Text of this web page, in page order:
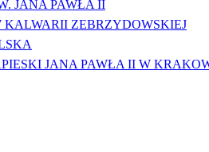
JANA PAWŁA II
ZEBRZYDOWSKIEJ
JANA PAWŁA II W